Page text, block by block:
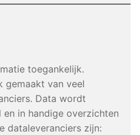
toegankelijk.
gemaakt van veel
Data wordt
in handige overzichten
dataleveranciers zijn: